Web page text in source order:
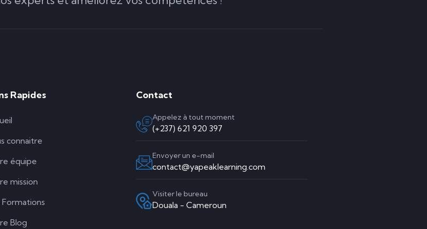
Rapides
connaitre
équipe
mission
Formations
Blog
Contact
Appelez à tout moment
(+237) 621 920 397
Envoyer un e-mail
contact@yapeaklearning.com
Visiter le bureau
Douala - Cameroun